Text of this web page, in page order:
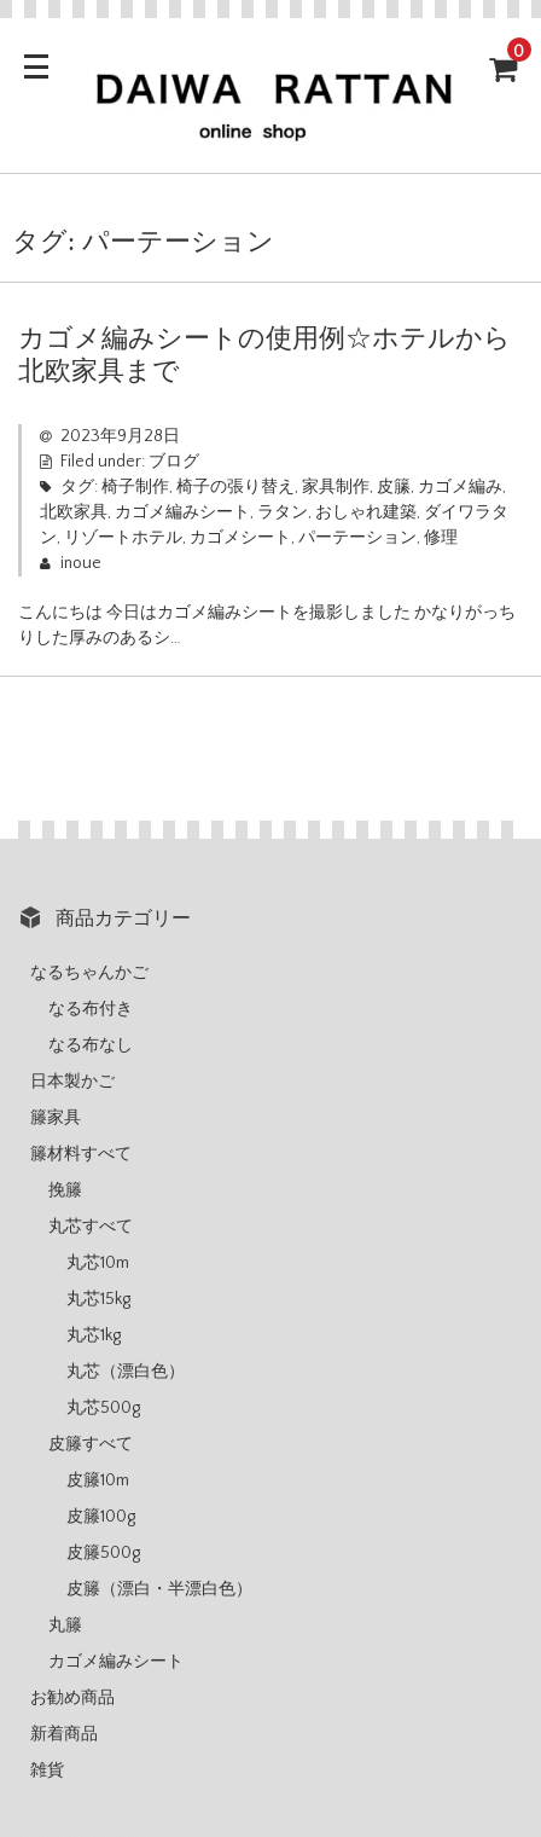
0
タグ: パーテーション
カゴメ編みシートの使用例☆ホテルから
北欧家具まで
2023年9月28日
Filed under: ブログ
タグ:椅子制作, 椅子の張り替え , 家具制作, 皮籘, カゴメ編み,
北欧家具, カゴメ編みシート , ラタン, おしゃれ建築, ダイワラタ
ン, リゾートホテル, カゴメシート , パーテーション, 修理
inoue
こんにちは 今日はカゴメ編みシートを撮影しました かなりがっち
りした厚みのあるシ…
商品カテゴリー
なるちゃんかご
なる布付き
なる布なし
日本製かご
籐家具
籐材料すべて
挽籐
丸芯すべて
丸芯10m
丸芯15kg
丸芯1kg
丸芯（漂白色）
丸芯500g
皮籐すべて
皮籐10m
皮籐100g
皮籐500g
皮籐（漂白・半漂白色）
丸籐
カゴメ編みシート
お勧め商品
新着商品
雑貨